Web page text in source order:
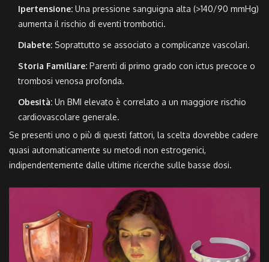
Ipertensione: Una pressione sanguigna alta (>140/90 mmHg)
aumenta il rischio di eventi trombotici.
Diabete: Soprattutto se associato a complicanze vascolari.
Storia Familiare: Parenti di primo grado con ictus precoce o
trombosi venosa profonda.
Obesità: Un BMI elevato è correlato a un maggiore rischio
cardiovascolare generale.
Se presenti uno o più di questi fattori, la scelta dovrebbe cadere
quasi automaticamente su metodi non estrogenici,
indipendentemente dalle ultime ricerche sulle basse dosi.